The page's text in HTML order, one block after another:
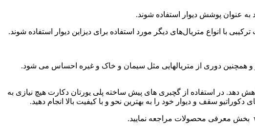
با انواع متریال‌های دیگر مورد استفاده برای دیزاین دیوار استفاده شوند.
و همچنین دوری از متریالهایی مثل سیمان و خاک و غیره احساس می شود.
در استفاده از گچبری های پیش ساخته پلی یورتان دکارت هیچ نیازی به
سقف و دیوار خود را به بهترین نحو و با کیفیت بالا انجام دهید.